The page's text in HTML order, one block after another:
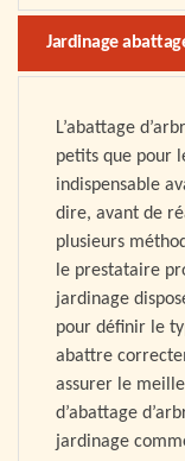
Jardinage
L’abattage
petits que pour
indispensable
dire, avant de
plusieurs
le prestataire
jardinage
pour définir le
abattre
assurer le
d’abattage
jardinage